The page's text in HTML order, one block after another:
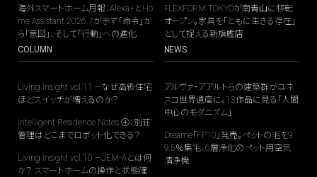
海外スマートホーム月報：Alexa+とHo
me Assistant 2026.7が示す「命令」か
ら「意図」、そして「行動」への進化
FLEXFORM TOKYOが南青山に移転
オープン。家具を「ともに生きる存在」
として捉える新旗艦店
COLUMN
Living Insight vol.11 —なぜ高級住宅
ほどスイッチが増えるのか？
Intelligent Residence Notes ④：別荘
管理はどこまでロボット化できる？
Living Insight vol.10 —JEM-Aとは何
か？ スマートホームの操作と状態確
NEWS
アルヴァ・アアルトらの建築群がユネ
スコ世界遺産に。13作品に見る「人間
中心のモダニズム」
Dreame「FP10」発売。ペットの毛を9
9.5％集毛、6層浄化のペット用空気
清浄機